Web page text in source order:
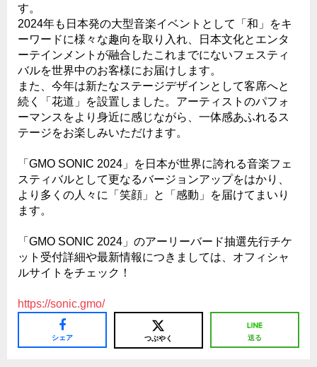
す。
2024年も日本発の大型音楽イベントとして「和」をキ
ーワードに様々な趣向を取り入れ、日本文化とエンタ
ーテインメントが融合したこれまでにないフェスティ
バルを世界中のお客様にお届けします。
また、今年は新たなステージデザインとして客席へと
続く「花道」を設置しました。アーティストのパフォ
ーマンスをより身近に感じながら、一体感あふれるス
テージをお楽しみいただけます。
「GMO SONIC 2024」を日本が世界に誇れる音楽フェ
スティバルとして更なるバージョンアップをはかり、
より多くの人々に「笑顔」と「感動」を届けてまいり
ます。
「GMO SONIC 2024」のアーリーバード抽選先行チケ
ット受付詳細や最新情報につきましては、オフィシャ
ルサイトをチェック！
https://sonic.gmo/
シェア つぶやく 送る